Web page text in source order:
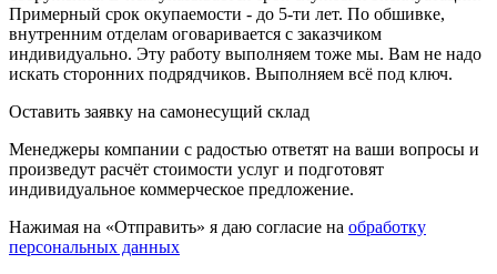
Примерный срок окупаемости - до 5-ти лет. По обшивке,
внутренним отделам оговаривается с заказчиком
индивидуально. Эту работу выполняем тоже мы. Вам не надо
искать сторонних подрядчиков. Выполняем всё под ключ.
Оставить заявку на самонесущий склад
Менеджеры компании с радостью ответят на ваши вопросы и
произведут расчёт стоимости услуг и подготовят
индивидуальное коммерческое предложение.
Нажимая на «Отправить» я даю согласие на обработку
персональных данных